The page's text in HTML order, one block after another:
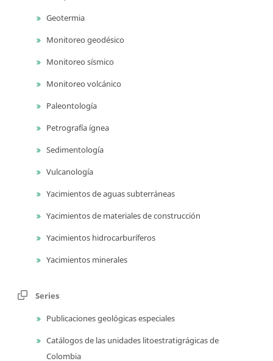
Geotermia
Monitoreo geodésico
Monitoreo sísmico
Monitoreo volcánico
Paleontología
Petrografía ígnea
Sedimentología
Vulcanología
Yacimientos de aguas subterráneas
Yacimientos de materiales de construcción
Yacimientos hidrocarburíferos
Yacimientos minerales
Series
Publicaciones geológicas especiales
Catálogos de las unidades litoestratigrágicas de
Colombia